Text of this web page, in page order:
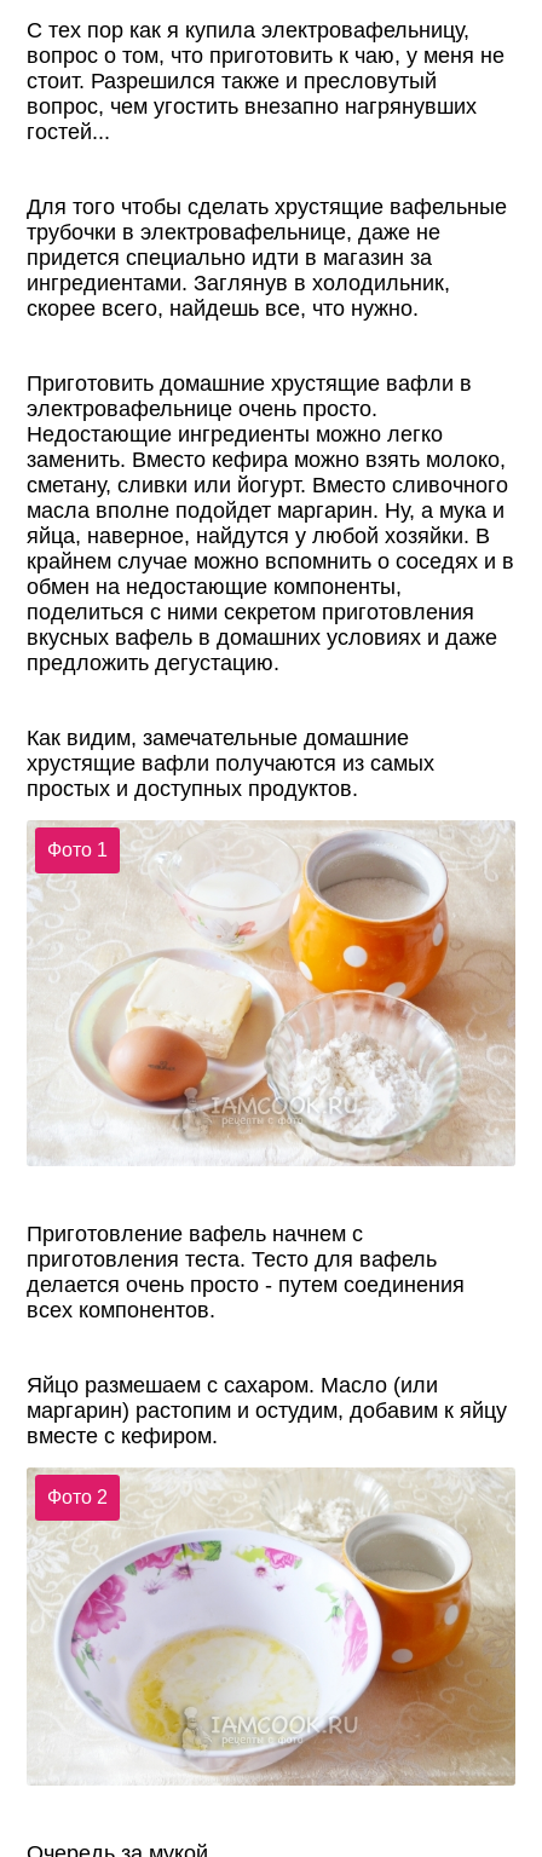
С тех пор как я купила электровафельницу,
вопрос о том, что приготовить к чаю, у меня не
стоит. Разрешился также и пресловутый
вопрос, чем угостить внезапно нагрянувших
гостей...
Для того чтобы сделать хрустящие вафельные
трубочки в электровафельнице, даже не
придется специально идти в магазин за
ингредиентами. Заглянув в холодильник,
скорее всего, найдешь все, что нужно.
Приготовить домашние хрустящие вафли в
электровафельнице очень просто.
Недостающие ингредиенты можно легко
заменить. Вместо кефира можно взять молоко,
сметану, сливки или йогурт. Вместо сливочного
масла вполне подойдет маргарин. Ну, а мука и
яйца, наверное, найдутся у любой хозяйки. В
крайнем случае можно вспомнить о соседях и в
обмен на недостающие компоненты,
поделиться с ними секретом приготовления
вкусных вафель в домашних условиях и даже
предложить дегустацию.
Как видим, замечательные домашние
хрустящие вафли получаются из самых
простых и доступных продуктов.
Фото 1
Приготовление вафель начнем с
приготовления теста. Тесто для вафель
делается очень просто - путем соединения
всех компонентов.
Яйцо размешаем с сахаром. Масло (или
маргарин) растопим и остудим, добавим к яйцу
вместе с кефиром.
Фото 2